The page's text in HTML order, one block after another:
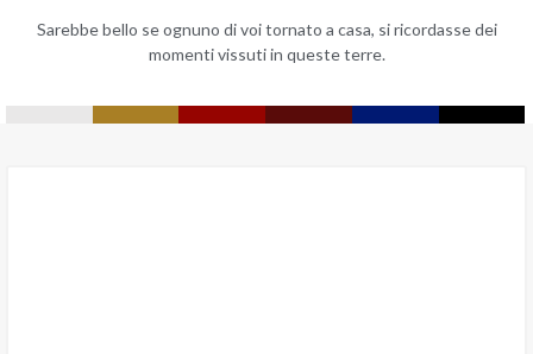
Sarebbe bello se ognuno di voi tornato a casa, si ricordasse dei
momenti vissuti in queste terre.